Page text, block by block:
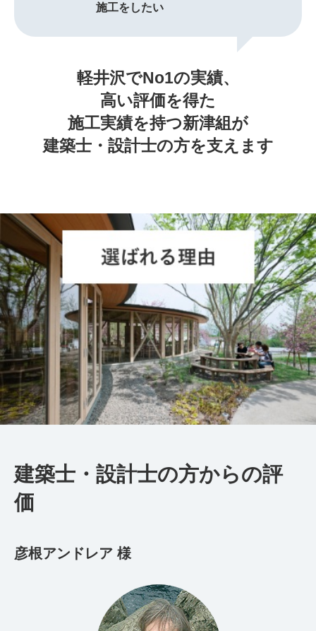
施工をしたい
軽井沢でNo1の実績、
高い評価を得た
施工実績を持つ新津組が
建築士・設計士の方を支えます
建築士・設計士の方からの評
価
彦根アンドレア 様